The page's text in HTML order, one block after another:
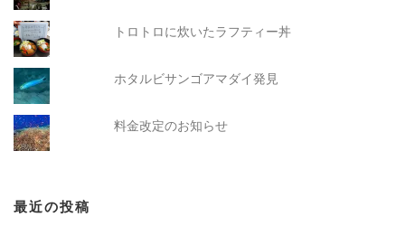
トロトロに炊いたラフティー丼
ホタルビサンゴアマダイ発見
料金改定のお知らせ
最近の投稿